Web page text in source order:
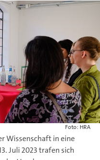
Foto: HRA
Wissenschaft in eine
Juli 2023 trafen sich